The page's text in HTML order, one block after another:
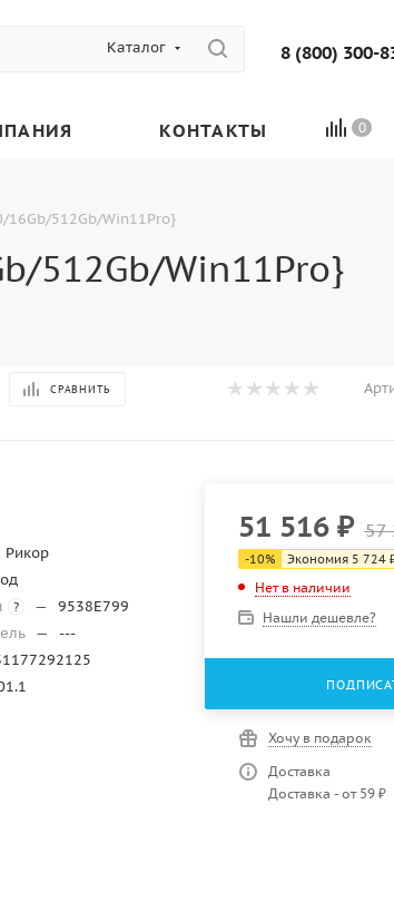
Каталог 8 (800) 300-
0
КОНТАКТЫ
16Gb/512Gb/Win11Pro}
512Gb/Win11Pro}
СРАВНИТЬ
Рикор
? —
9538E799
—
---
51 516₽ 57
-10% Экономия 5 724
Нет в наличии
Нашли дешевле?
Хочу в подарок
Доставка
Доставка - от 59 ₽